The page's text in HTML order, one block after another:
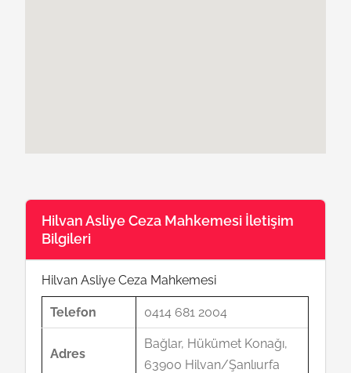
Hilvan Asliye Ceza Mahkemesi İletişim
Bilgileri
Hilvan Asliye Ceza Mahkemesi
Telefon 0414 681 2004
Adres
Bağlar, Hükümet Konağı,
63900 Hilvan/Şanlıurfa